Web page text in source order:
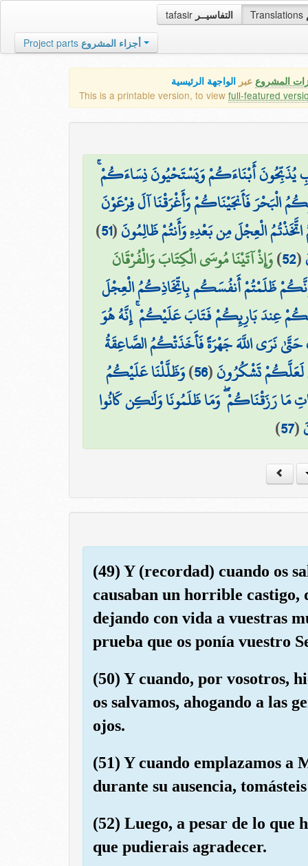
tafasir التفاسيــر Translations
Project parts أجزاء المشروع
المشروع عبر الواجهة الرئيسية
This is a printable version, to view full-featured
يُذَبِّحُونَ أَبْنَاءَكُمْ وَيَسْتَحْيُونَ نِسَاءَكُمْ
الْبَحْرَ فَأَنجَيْنَاكُمْ وَأَغْرَقْنَا آلَ فِرْعَوْنَ
الْعِجْلَ مِن بَعْدِهِ وَأَنتُمْ ظَالِمُونَ(
51
)
(
52
)وَإِذْ آتَيْنَا مُوسَى الْكِتَابَ وَالْفُرْقَانَ
إِنَّكُمْ ظَلَمْتُمْ أَنفُسَكُم بِاتِّخَاذِكُمُ الْعِجْلَ
عِندَ بَارِئِكُمْ فَتَابَ عَلَيْكُمْ ۚ إِنَّهُ هُوَ
نَرَى اللَّهَ جَهْرَةً فَأَخَذَتْكُمُ الصَّاعِقَةُ
لَعَلَّكُمْ تَشْكُرُونَ(
56
)وَظَلَّلْنَا عَلَيْكُمُ
مَا رَزَقْنَاكُمْ ۖ وَمَا ظَلَمُونَا وَلَٰكِن كَانُوا
(
57
)
(49) Y (recordad) cuando os
causaban un horrible castigo,
dejando con vida a vuestras
prueba que os ponía vuestro
(50) Y cuando, por vosotros,
os salvamos, ahogando a las
ojos.
(51) Y cuando emplazamos a
durante su ausencia,
(52) Luego, a pesar de lo que
que pudierais agradecer.